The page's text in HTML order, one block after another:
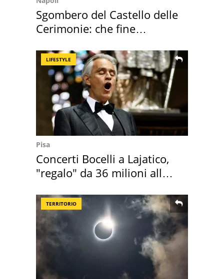
Sgombero del Castello delle
Cerimonie: che fine
LIFESTYLE
Pisa
Concerti Bocelli a Lajatico,
"regalo" da 36 milioni alla
TERRITORIO